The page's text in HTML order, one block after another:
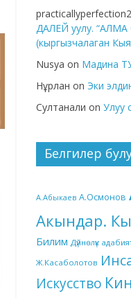
ДАЛЕЙ уулу.
(кыргызчалаган
Nusya on Мадина
Нұрлан on Эки
Султанали on Улуу
Белгилер
А.Абыкаев А.Осмонов
Акындар.
Билим Дүйнөлүк
Ж.Касаболотов
Искусство